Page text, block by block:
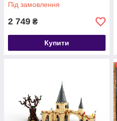
Під замовлення
2 749 ₴
Купити